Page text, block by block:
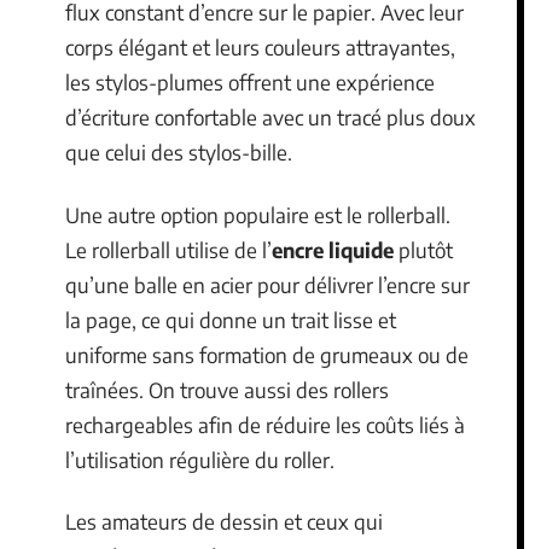
flux constant d’encre sur le papier. Avec leur
corps élégant et leurs couleurs attrayantes,
les stylos-plumes offrent une expérience
d’écriture confortable avec un tracé plus doux
que celui des stylos-bille.
Une autre option populaire est le rollerball.
Le rollerball utilise de l’encre liquide plutôt
qu’une balle en acier pour délivrer l’encre sur
la page, ce qui donne un trait lisse et
uniforme sans formation de grumeaux ou de
traînées. On trouve aussi des rollers
rechargeables afin de réduire les coûts liés à
l’utilisation régulière du roller.
Les amateurs de dessin et ceux qui